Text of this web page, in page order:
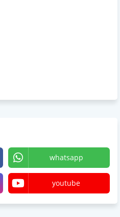
whatsapp
youtube